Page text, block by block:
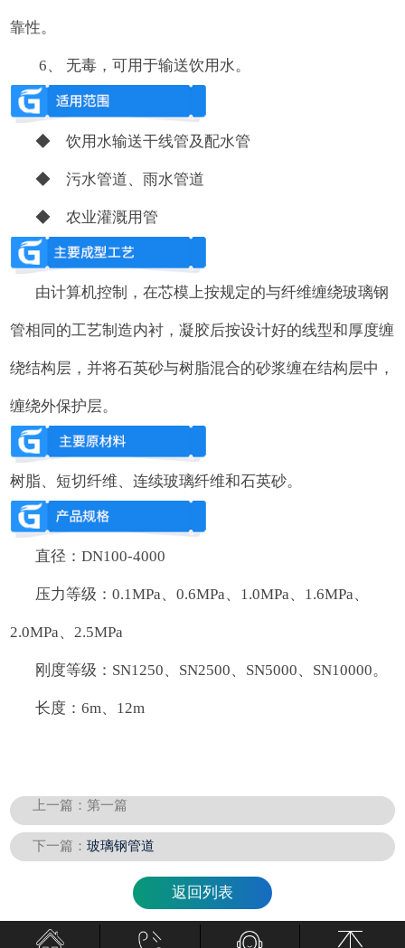
靠性。
6、 无毒，可用于输送饮用水。
◆ 饮用水输送干线管及配水管
◆ 污水管道、雨水管道
◆ 农业灌溉用管
由计算机控制，在芯模上按规定的与纤维缠绕玻璃钢
管相同的工艺制造内衬，凝胶后按设计好的线型和厚度缠
绕结构层，并将石英砂与树脂混合的砂浆缠在结构层中，
缠绕外保护层。
树脂、短切纤维、连续玻璃纤维和石英砂。
直径：DN100-4000
压力等级：0.1MPa、0.6MPa、1.0MPa、1.6MPa、
2.0MPa、2.5MPa
刚度等级：SN1250、SN2500、SN5000、SN10000。
长度：6m、12m
上一篇：第一篇
下一篇：玻璃钢管道
返回列表